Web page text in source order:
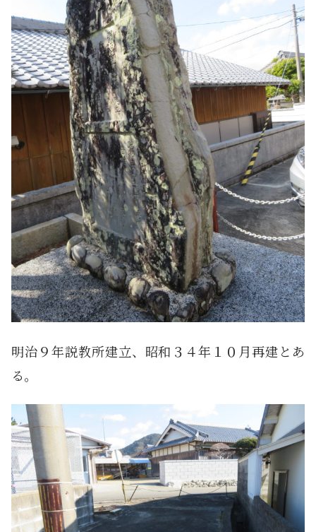
明治９年説教所建立、昭和３４年１０月再建とあ
る。